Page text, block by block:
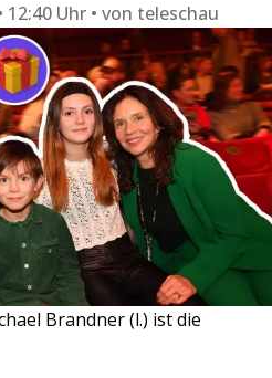
12:40 Uhr von teleschau
Brandner (l.) ist die